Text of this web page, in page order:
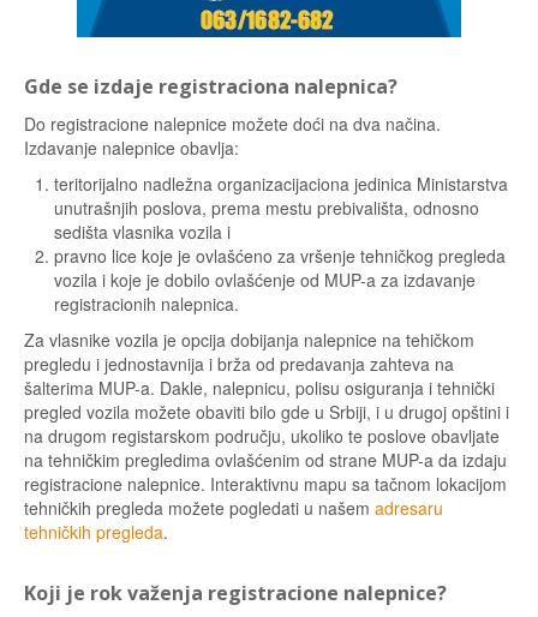
Gde se izdaje registraciona nalepnica?
Do registracione nalepnice možete doći na dva načina.
Izdavanje nalepnice obavlja:
teritorijalno nadležna organizacijaciona jedinica Ministarstva
unutrašnjih poslova, prema mestu prebivališta, odnosno
sedišta vlasnika vozila i
pravno lice koje je ovlašćeno za vršenje tehničkog pregleda
vozila i koje je dobilo ovlašćenje od MUP-a za izdavanje
registracionih nalepnica.
Za vlasnike vozila je opcija dobijanja nalepnice na tehičkom
pregledu i jednostavnija i brža od predavanja zahteva na
šalterima MUP-a. Dakle, nalepnicu, polisu osiguranja i tehnički
pregled vozila možete obaviti bilo gde u Srbiji, i u drugoj opštini i
na drugom registarskom području, ukoliko te poslove obavljate
na tehničkim pregledima ovlašćenim od strane MUP-a da izdaju
registracione nalepnice. Interaktivnu mapu sa tačnom lokacijom
tehničkih pregleda možete pogledati u našem adresaru
tehničkih pregleda.
Koji je rok važenja registracione nalepnice?